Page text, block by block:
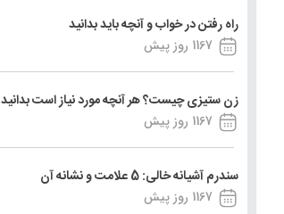
راه رفتن در خواب و آنچه باید بدانید
1167 روز پیش
زن ستیزی چیست؟ هر آنچه مورد نیاز است بدانید
1167 روز پیش
سندرم آشیانه خالی: 5 علامت و نشانه آن
1167 روز پیش